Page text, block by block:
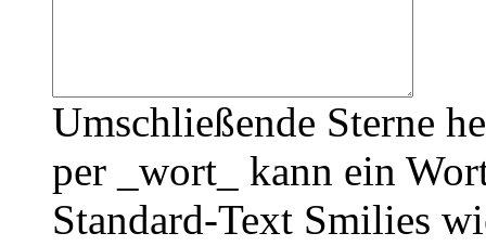
Umschließende Sterne
per _wort_ kann ein
Standard-Text Smilies